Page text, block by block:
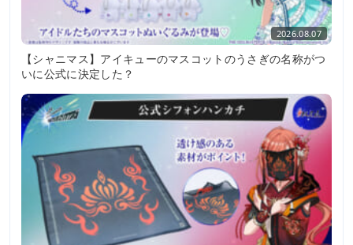
2026.08.07
【シャニマス】アイキューのマスコットのうさぎの名称がつ
いに公式に決定した？